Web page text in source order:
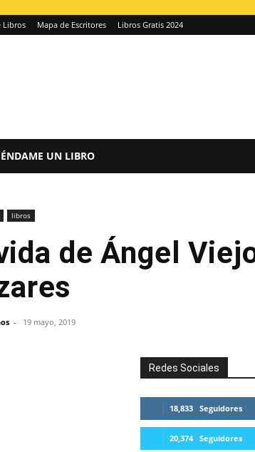
Libros Mapa de Escritores Libros Gratis 2024
UN LIBRO
libros
de Ángel
- 19 mayo, 2019
Redes Sociales
18,833 Seguidores
20,374 Seguidores